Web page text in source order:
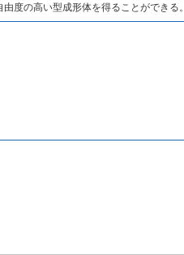
度の高い型成形体を得ることができる。